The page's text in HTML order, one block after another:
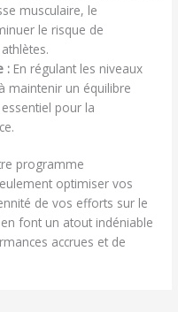
musculaire, le
le risque de
: En régulant les niveaux
maintenir un équilibre
pour la
programme
optimiser vos
de vos efforts sur le
font un atout indéniable
accrues et de